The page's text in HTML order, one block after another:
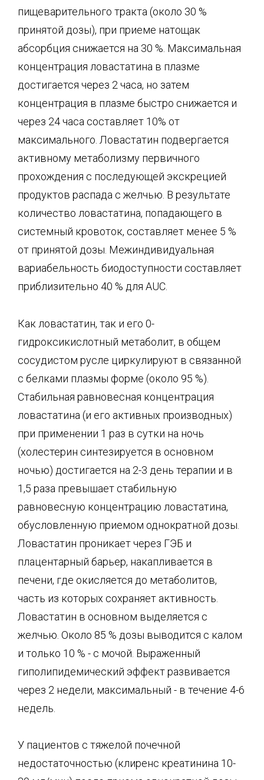
пищеварительного тракта (около 30 %
принятой дозы), при приеме натощак
абсорбция снижается на 30 %. Максимальная
концентрация ловастатина в плазме
достигается через 2 часа, но затем
концентрация в плазме быстро снижается и
через 24 часа составляет 10% от
максимального. Ловастатин подвергается
активному метаболизму первичного
прохождения с последующей экскрецией
продуктов распада с желчью. В результате
количество ловастатина, попадающего в
системный кровоток, составляет менее 5 %
от принятой дозы. Межиндивидуальная
вариабельность биодоступности составляет
приблизительно 40 % для AUC.
Как ловастатин, так и его 0-
гидроксикислотный метаболит, в общем
сосудистом русле циркулируют в связанной
с белками плазмы форме (около 95 %).
Стабильная равновесная концентрация
ловастатина (и его активных производных)
при применении 1 раз в сутки на ночь
(холестерин синтезируется в основном
ночью) достигается на 2-3 день терапии и в
1,5 раза превышает стабильную
равновесную концентрацию ловастатина,
обусловленную приемом однократной дозы.
Ловастатин проникает через ГЭБ и
плацентарный барьер, накапливается в
печени, где окисляется до метаболитов,
часть из которых сохраняет активность.
Ловастатин в основном выделяется с
желчью. Около 85 % дозы выводится с калом
и только 10 % - с мочой. Выраженный
гиполипидемический эффект развивается
через 2 недели, максимальный - в течение 4-6
недель.
У пациентов с тяжелой почечной
недостаточностью (клиренс креатинина 10-